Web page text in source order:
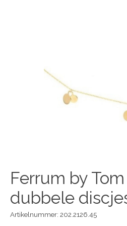
Ferrum by
dubbele
Artikelnummer: 202.2126.45